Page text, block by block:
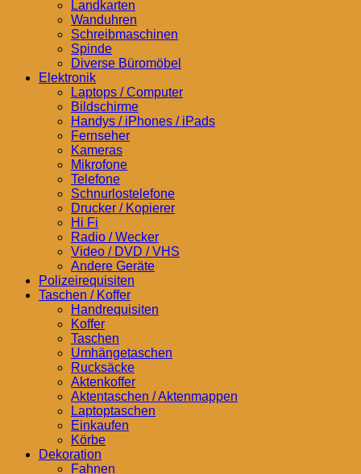
Landkarten
Wanduhren
Schreibmaschinen
Spinde
Diverse Büromöbel
Elektronik
Laptops / Computer
Bildschirme
Handys / iPhones / iPads
Fernseher
Kameras
Mikrofone
Telefone
Schnurlostelefone
Drucker / Kopierer
Hi Fi
Radio / Wecker
Video / DVD / VHS
Andere Geräte
Polizeirequisiten
Taschen / Koffer
Handrequisiten
Koffer
Taschen
Umhängetaschen
Rucksäcke
Aktenkoffer
Aktentaschen / Aktenmappen
Laptoptaschen
Einkaufen
Körbe
Dekoration
Fahnen